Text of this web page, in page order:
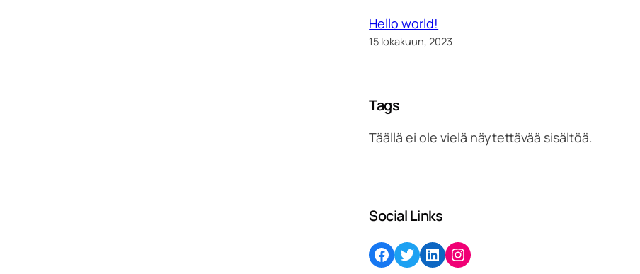
Hello world!
15 lokakuun, 2023
Tags
Täällä ei ole vielä näytettävää sisältöä.
Social Links
Facebook Twitter LinkedIn Instagram